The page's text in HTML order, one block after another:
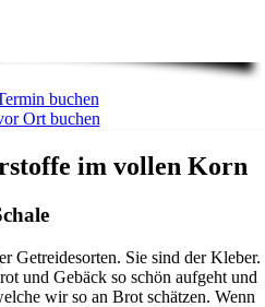
buchen
Ort buchen
im vollen Korn
Getreidesorten. Sie sind der Kleber.
und Gebäck so schön aufgeht und
wir so an Brot schätzen. Wenn